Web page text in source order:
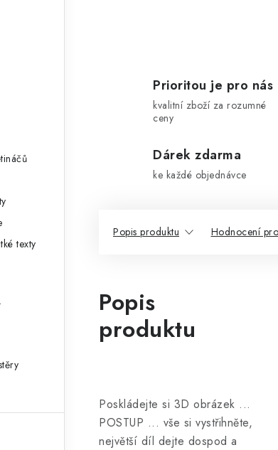
texty
Prioritou je pro nás
kvalitní zboží za rozumné
ceny
Dárek zdarma
ke každé objednávce
Popis produktu Hodnocení
Popis
produktu
Poskládejte si 3D obrázek ...
POSTUP ... vše si vystřihněte,
největší díl dejte dospod a